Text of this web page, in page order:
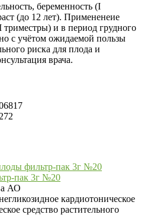
беременность (I
(до 12 лет). Примененеие
и в период грудного
с учётом ожидаемой пользы
риска для плода и
врача.
272
пак 3г №20
АО
кардиотоническое
средство растительного